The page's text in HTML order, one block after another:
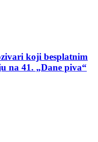
koji besplatnim
na 41. „Dane piva“